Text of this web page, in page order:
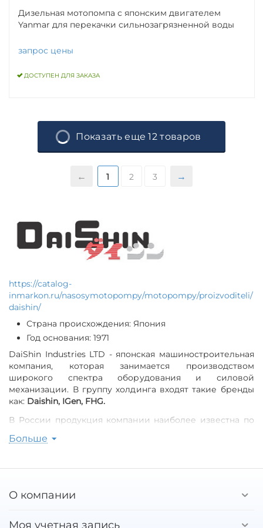
Дизельная мотопомпа с японским двигателем
Yanmar для перекачки сильнозагрязненной воды
запрос цены
ДОСТУПЕН ДЛЯ ЗАКАЗА
Показать еще 12 товаров
1 2 3
https://catalog-
inmarkon.ru/nasosymotopompy/motopompy/proizvoditeli/
daishin/
Страна происхождения: Япония
Год основания: 1971
DaiShin Industries LTD - японская машиностроительная
компания, которая занимается производством
широкого спектра оборудования и силовой
механизации. В группу холдинга входят такие бренды
как: Daishin, IGen, FHG.
В России продукция компании наиболее известна по
изготавливает оборудование с использованием
получила ISO9001, а в 2003 - ISO14001.
Больше
О компании
Моя учетная запись